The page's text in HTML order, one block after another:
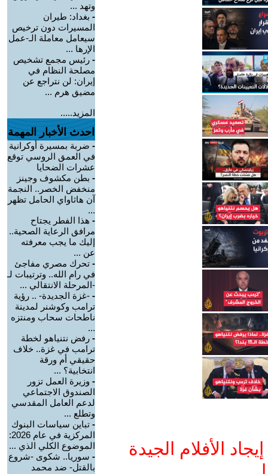
الأفلام الجيدة
وتهد ...
- بغداد: طيران
المسيرات دون ترخيص
سيعامل معاملة الـ-عمل
الإرها ...
- رئيس مجمع تشخيص
مصلحة النظام في
إيران: لن نتراجع عن
مضيق هرم ...
المزيد.....
احدث الأخبار المهمة
- ضربة بمسيرة أوكرانية
في العمق الروسي توقع
عشرات الضحايا
- بطن مكشوف وجينز
منخفض الخصر.. النجمة
آن هاثاواي الحامل تظهر
...
- هذا الفطر يجتاح
مرافق الرعاية الصحية..
إليك ما يجب معرفته
عن ...
- تحرك مصري مفاجئ
في رام الله.. وترتيبات لـ
-المرحلة الانتقالي ...
- -غزة الجديدة- .. رؤية
ترامب وكوشنر لمدينة
ناطحات سحاب ومنتزه
...
- رفض نتنياهو لخطة
ترامب في غزة.. خلاف
حقيقي أم ورقة
انتخابية؟ ...
- وزيرة العمل تزور
الصندوق الاجتماعي
لدعم العامل المقدسي
وتطلع ...
- تباين سياسات البنوك
المركزية في عام 2026:
الموضوع الكلي الذي ...
- سوريا.. شكوى -شروع
بالقتل- ضد محمد